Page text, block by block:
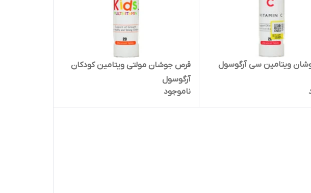
ویتامین سی آرگوسول
قرص جوشان مولتی ویتامین کودکان
آرگوسول
ناموجود